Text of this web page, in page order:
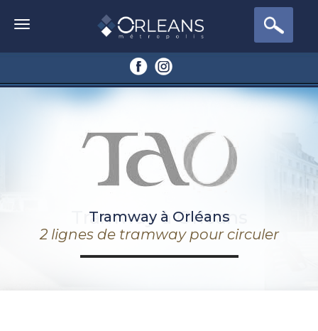
Tramway à Orléans
Tramway à Orléans
2 lignes de tramway pour circuler